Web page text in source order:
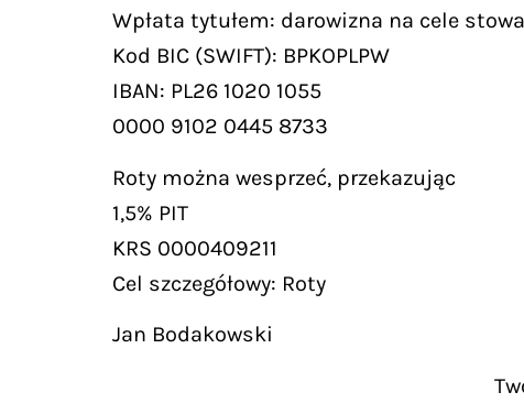
Wpłata tytułem: darowizna na cele
Kod BIC (SWIFT): BPKOPLPW
IBAN: PL26 1020 1055
0000 9102 0445 8733
Roty można wesprzeć, przekazując
1,5% PIT
KRS 0000409211
Cel szczegółowy: Roty
Jan Bodakowski